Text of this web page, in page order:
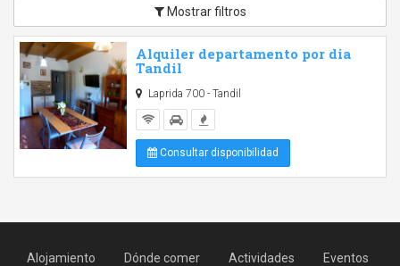
Mostrar filtros
Alquiler departamento por dia
Tandil
Laprida 700 - Tandil
Consultar disponibilidad
Alojamiento Dónde comer Actividades Eventos